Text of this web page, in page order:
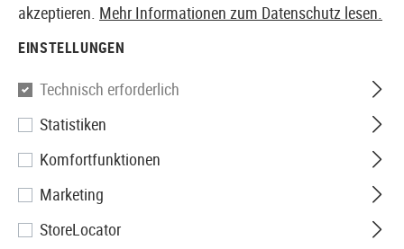
Classic Army
6mm Bearing Set
akzeptieren. Mehr Informationen zum Datenschutz lesen.
EINSTELLUNGEN
Technisch erforderlich
Statistiken
Komfortfunktionen
Marketing
StoreLocator